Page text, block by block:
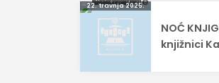
Navigacija
objava
22. travnja 2025.
NOĆ
knjižnici